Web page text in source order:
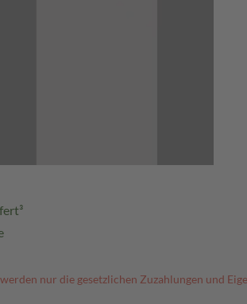
nur die gesetzlichen Zuzahlungen und